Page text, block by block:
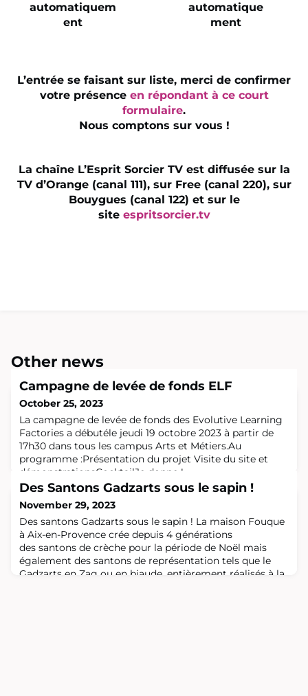
L’entrée se faisant sur liste, merci de confirmer
votre présence en répondant à ce court
formulaire.
Nous comptons sur vous !
La chaîne L’Esprit Sorcier TV est diffusée sur la
TV d’Orange (canal 111), sur Free (canal 220), sur
Bouygues (canal 122) et sur le
site espritsorcier.tv
Other news
Campagne de levée de fonds ELF
October 25, 2023
La campagne de levée de fonds des Evolutive Learning
Factories a débutéle jeudi 19 octobre 2023 à partir de
17h30 dans tous les campus Arts et Métiers.Au
programme :Présentation du projet Visite du site et
démonstrationsCocktailJe donne !
Des Santons Gadzarts sous le sapin !
November 29, 2023
Des santons Gadzarts sous le sapin ! La maison Fouque
à Aix-en-Provence crée depuis 4 générations
des santons de crèche pour la période de Noël mais
également des santons de représentation tels que le
Gadzarts en Zag ou en biaude, entièrement réalisés à la